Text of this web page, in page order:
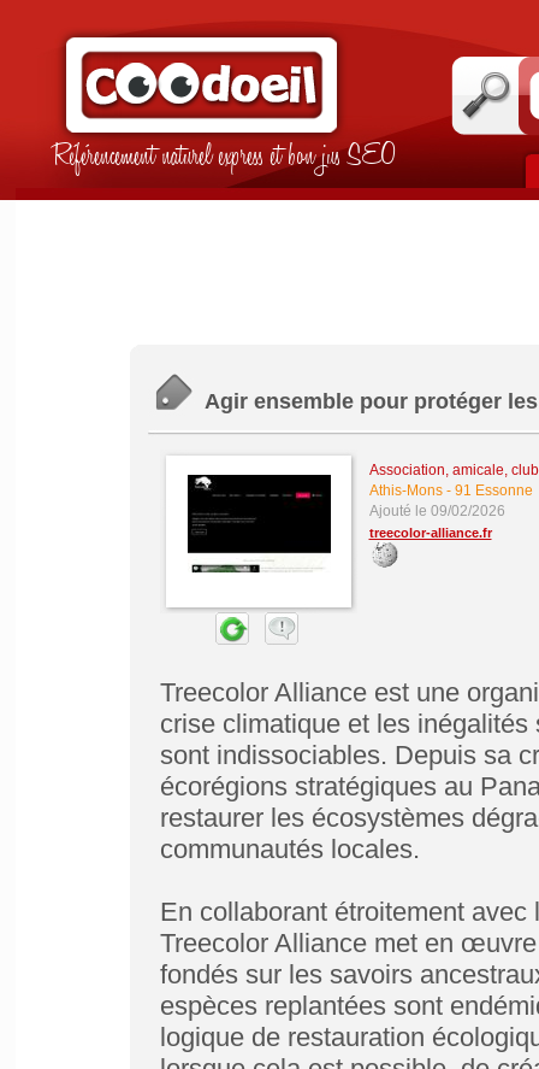
Référencement naturel express et bon jus SEO
Agir ensemble pour protéger
Association, amicale,
Athis-Mons- 91 Essonne
Ajouté le 09/02/2026
treecolor-alliance.fr
Treecolor Alliance est une
crise climatique et les
sont indissociables. Depuis sa
écorégions stratégiques au
restaurer les écosystèmes
communautés locales.
En collaborant étroitement
Treecolor Alliance met en
fondés sur les savoirs
espèces replantées sont
logique de restauration